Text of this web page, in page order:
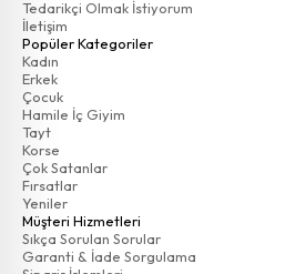
Tedarikçi Olmak İstiyorum
İletişim
Popüler Kategoriler
Kadın
Erkek
Çocuk
Hamile İç Giyim
Tayt
Korse
Çok Satanlar
Fırsatlar
Yeniler
Müşteri Hizmetleri
Sıkça Sorulan Sorular
Garanti & İade Sorgulama